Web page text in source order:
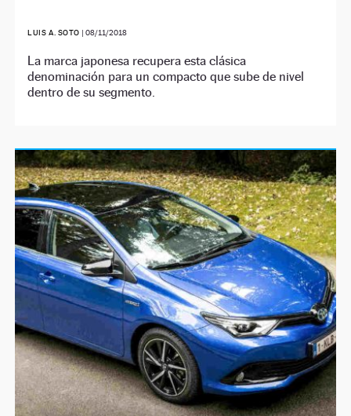
LUIS A. SOTO |08/11/2018
La marca japonesa recupera esta clásica
denominación para un compacto que sube de nivel
dentro de su segmento.